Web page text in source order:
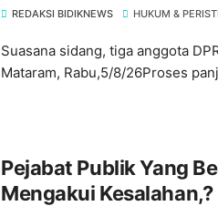
"Tumbang" Di Meja
REDAKSI BIDIKNEWS HUKUM &
Suasana sidang, tiga anggota
Mataram, Rabu,5/8/26Proses
Pejabat Publik Yang
Mengakui Kesalahan,?